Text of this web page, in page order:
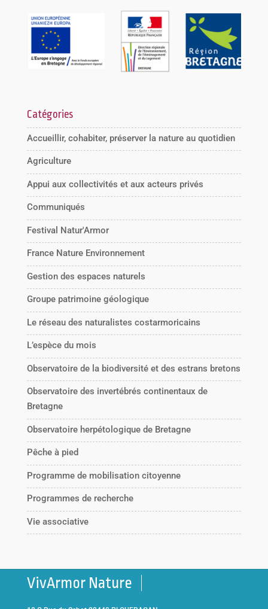
Catégories
Accueillir, cohabiter, préserver la nature au quotidien
Agriculture
Appui aux collectivités et aux acteurs privés
Communiqués
Festival Natur'Armor
France Nature Environnement
Gestion des espaces naturels
Groupe patrimoine géologique
Le réseau des naturalistes costarmoricains
L’espèce du mois
Observatoire de la biodiversité et des estrans bretons
Observatoire des invertébrés continentaux de
Bretagne
Observatoire herpétologique de Bretagne
Pêche à pied
Programme de mobilisation citoyenne
Programmes de recherche
Vie associative
VivArmor Nature